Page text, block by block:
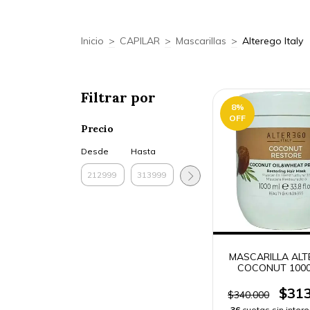
Inicio > CAPILAR > Mascarillas > Alterego Italy
Filtrar por
Precio
Desde Hasta
8%
OFF
MASCARILLA
COCONUT
$340.000